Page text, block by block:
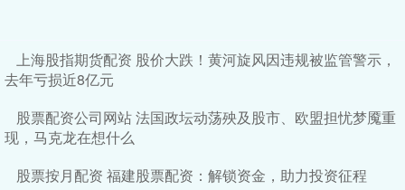
上海股指期货配资 股价大跌！黄河旋风因违规被监管警示，
去年亏损近8亿元
股票配资公司网站 法国政坛动荡殃及股市、欧盟担忧梦魇重
现，马克龙在想什么
股票按月配资 福建股票配资：解锁资金，助力投资征程